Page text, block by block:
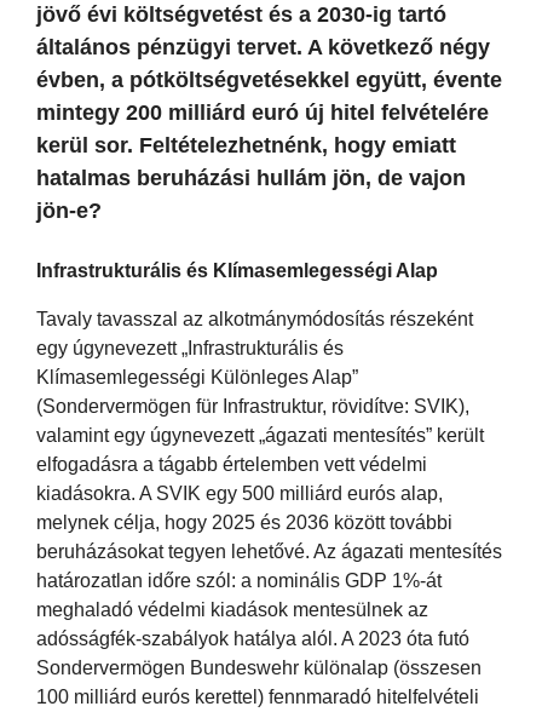
jövő évi költségvetést és a 2030-ig tartó
általános pénzügyi tervet. A következő négy
évben, a pótköltségvetésekkel együtt, évente
mintegy 200 milliárd euró új hitel felvételére
kerül sor. Feltételezhetnénk, hogy emiatt
hatalmas beruházási hullám jön, de vajon
jön-e?
Infrastrukturális és Klímasemlegességi Alap
Tavaly tavasszal az alkotmánymódosítás részeként
egy úgynevezett „Infrastrukturális és
Klímasemlegességi Különleges Alap”
(Sondervermögen für Infrastruktur, rövidítve: SVIK),
valamint egy úgynevezett „ágazati mentesítés” került
elfogadásra a tágabb értelemben vett védelmi
kiadásokra. A SVIK egy 500 milliárd eurós alap,
melynek célja, hogy 2025 és 2036 között további
beruházásokat tegyen lehetővé. Az ágazati mentesítés
határozatlan időre szól: a nominális GDP 1%-át
meghaladó védelmi kiadások mentesülnek az
adósságfék-szabályok hatálya alól. A 2023 óta futó
Sondervermögen Bundeswehr különalap (összesen
100 milliárd eurós kerettel) fennmaradó hitelfelvételi